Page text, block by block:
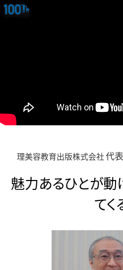
理美容教育出版株式会社代
魅力あるひとが
てく